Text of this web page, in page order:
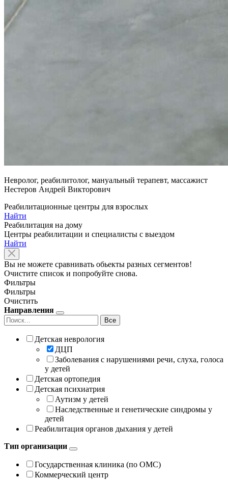
Невролог, реабилитолог, мануальный терапевт, массажист
Нестеров Андрей Викторович
Реабилитационные центры для взрослых
Найти
Реабилитация на дому
Центры реабилитации и специалисты с выездом
Найти
Вы не можете сравнивать обьекты разных сегментов!
Очистите список и попробуйте снова.
Фильтры
Фильтры
Очистить
Направления
Все
Детская неврология
ДЦП
Заболевания с нарушениями речи, слуха, голоса
у детей
Детская ортопедия
Детская психиатрия
Аутизм у детей
Наследственные и генетические синдромы у
детей
Реабилитация органов дыхания у детей
Тип организации
Государственная клиника (по ОМС)
Коммерческий центр